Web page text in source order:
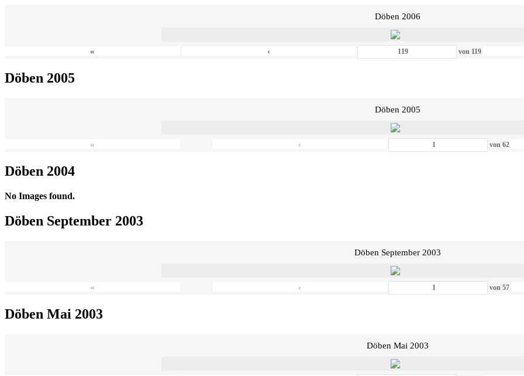
Döben 2006
« ‹ von 119
Döben 2005
Döben 2005
« ‹ von62
Döben 2004
No Images found.
Döben September 2003
Döben September 2003
« ‹ von57
Döben Mai 2003
Döben Mai 2003